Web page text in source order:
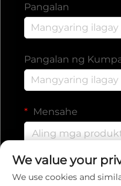
Pangalan
Pangalan ng
Mensahe
We value your
We use cookies and